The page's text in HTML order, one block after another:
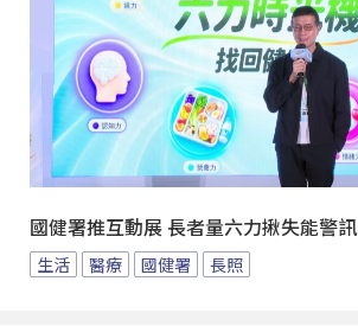
國健署推互動展 長者量六力揪失能警訊
生活 醫療 國健署 長照